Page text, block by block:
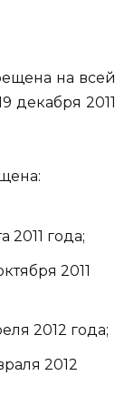
на всей
декабря 2011
2011 года;
2011
2012 года;
2012